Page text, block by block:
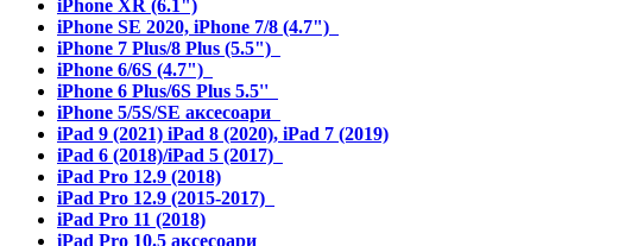
iPhone XR (6.1")
iPhone SE 2020, iPhone 7/8 (4.7")
iPhone 7 Plus/8 Plus (5.5")
iPhone 6/6S (4.7")
iPhone 6 Plus/6S Plus 5.5''
iPhone 5/5S/SE аксесоари
iPad 9 (2021) iPad 8 (2020), iPad 7 (2019)
iPad 6 (2018)/iPad 5 (2017)
iPad Pro 12.9 (2018)
iPad Pro 12.9 (2015-2017)
iPad Pro 11 (2018)
iPad Pro 10.5 аксесоари